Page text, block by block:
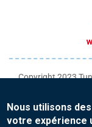
Copyright 2023
Conditions
Nous utilisons
votre expérience